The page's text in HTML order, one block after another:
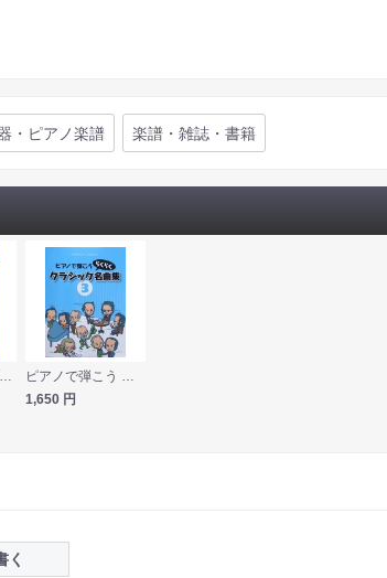
・ピアノ楽譜 楽譜・雑誌・書籍
もの器楽合奏 クラシック 1 デプロMP
ピアノで弾こう らくらくクラシック名曲集 3 ショパン
1,650 円
く